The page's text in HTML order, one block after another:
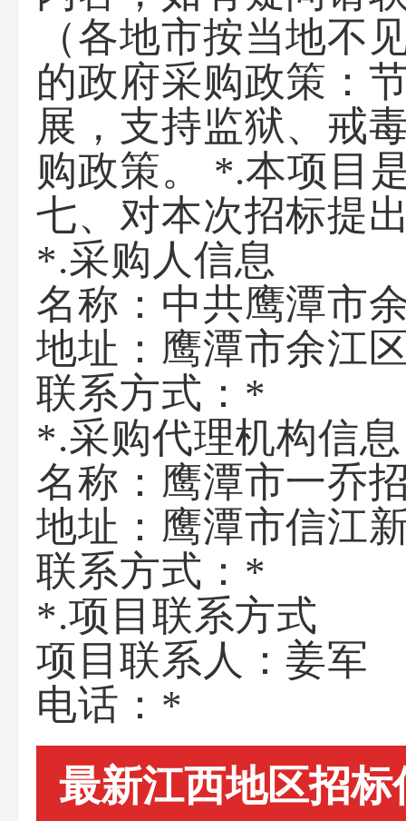
（各地市按当地不
的政府采购政策：
展，支持监狱、戒
购政策。 *.本项目
七、对本次招标提
*.采购人信息
名称： 中共鹰潭市
地址： 鹰潭市余江
联系方式： *
*.采购代理机构信息
名称： 鹰潭市一乔
地址： 鹰潭市信江
联系方式： *
*.项目联系方式
项目联系人：姜军
电话： *
最新江西地区招标